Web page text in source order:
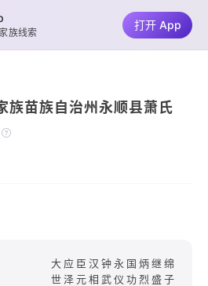
族苗族自治州永顺县萧氏
大应臣汉钟永国炳继绵
世泽元相武仪功烈盛子
族线索
打开 App